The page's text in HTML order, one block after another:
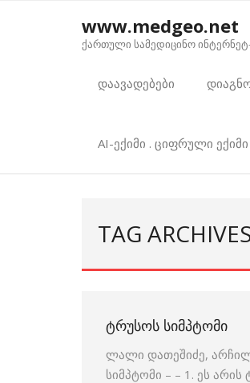
www.medgeo.net
ქართული სამედიცინო
დაავადებები
AI-ექიმი . ციფრული
TAG
ᲢᲠᲣᲡᲝᲡ ᲡᲘᲛᲞᲢᲝᲛᲘ
ლალი დათეშიძე, არჩილ
სიმპტომი – – 1. ეს